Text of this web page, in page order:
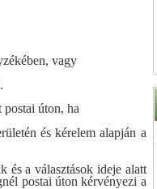
vagy
úton, ha
és kérelem alapján a
és a választások ideje alatt
postai úton kérvényezi a